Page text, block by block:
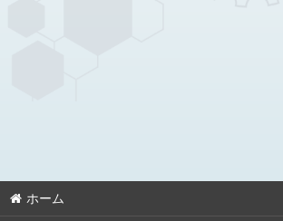
ホーム